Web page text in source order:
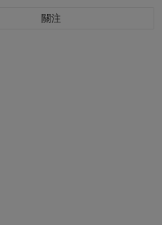
關注